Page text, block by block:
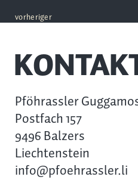
vorheriger
Pföhrassler
Postfach 157
9496 Balzers
Liechtenstein
info@pfoehrassler.li